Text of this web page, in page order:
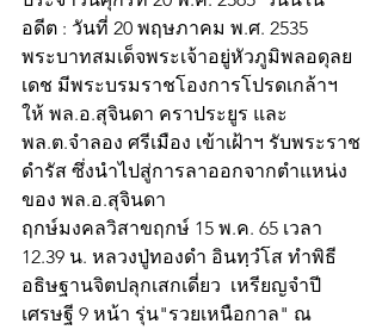
อดีต : วันที่ 20 พฤษภาคม พ.ศ. 2535
พระบาทสมเด็จพระเจ้าอยู่หัวภูมิพลอดุลย
เดช มีพระบรมราชโองการโปรดเกล้าฯ
ให้ พล.อ.สุจินดา คราประยูร และ
พล.ต.จำลอง ศรีเมือง เข้าเฝ้าฯ รับพระราช
ดำรัส ซึ่งนำไปสู่การลาออกจากตำแหน่ง
ของ พล.อ.สุจินดา
ฤกษ์มงคลวิสาขฤกษ์ 15 พ.ค. 65 เวลา
12.39 น. หลวงปู่ทองดำ อินทฺวํโส ทำพิธี
อธิษฐานจิตปลุกเสกเดี่ยว  เหรียญจำปี
เศรษฐี 9 หน้า รุ่น"รวยเหนือกาล" ณ